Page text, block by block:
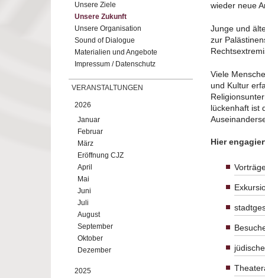
Unsere Ziele
Unsere Zukunft
Unsere Organisation
Sound of Dialogue
Materialien und Angebote
Impressum / Datenschutz
VERANSTALTUNGEN
2026
Januar
Februar
März
Eröffnung CJZ
April
Mai
Juni
Juli
August
September
Oktober
Dezember
2025
wieder neue
Junge und
zur
Viele
und Kultur
lückenhaft ist
Hier